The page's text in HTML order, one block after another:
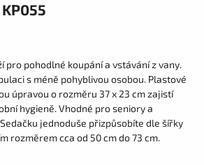
pro pohodlné koupání a vstávání z vany.
s méně pohyblivou osobou. Plastové
úpravou o rozměru 37 x 23 cm zajistí
hygieně. Vhodné pro seniory a
jednoduše přizpůsobíte dle šířky
rozměrem cca od 50 cm do 73 cm.